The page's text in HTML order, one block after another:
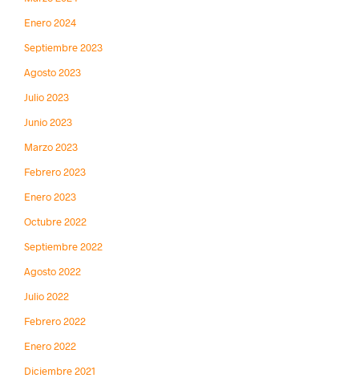
Enero 2024
Septiembre 2023
Agosto 2023
Julio 2023
Junio 2023
Marzo 2023
Febrero 2023
Enero 2023
Octubre 2022
Septiembre 2022
Agosto 2022
Julio 2022
Febrero 2022
Enero 2022
Diciembre 2021